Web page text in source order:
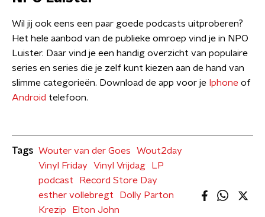
Wil jij ook eens een paar goede podcasts uitproberen?
Het hele aanbod van de publieke omroep vind je in NPO
Luister. Daar vind je een handig overzicht van populaire
series en series die je zelf kunt kiezen aan de hand van
slimme categorieën. Download de app voor je Iphone of
Android telefoon.
Tags Wouter van der Goes
Wout2day
Vinyl Friday
Vinyl Vrijdag
LP
podcast
Record Store Day
esther vollebregt
Dolly Parton
Krezip
Elton John